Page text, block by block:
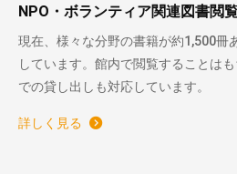
NPO・ボランティア関連図書閲
現在、様々な分野の書籍が約1,500冊
しています。館内で閲覧することは
での貸し出しも対応しています。
詳しく見る